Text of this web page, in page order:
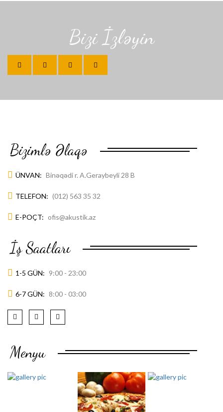
Bizi İzləyin
Bizimlə Əlaqə
ÜNVAN: Binəqədi r. A.Geraybeyli 28 B
TELEFON: (012) 563 35 32
E-POÇT: ofis@akustik.az
İş Saatları
1-5 GÜN: 9:00 - 23:00
6-7 GÜN: 8:00 - 03:00
Menyu